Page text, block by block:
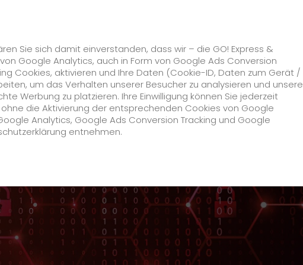
GO! Solutions GO! Value Added Services
Unternehmen
Daten & Fakten
Historie
Datenschutzbeauftragter
Sie sich damit einverstanden, dass wir – die GO! Express &
Google Analytics, auch in Form von Google Ads Conversion
Cookies, aktivieren und Ihre Daten (Cookie-ID, Daten zum Gerät /
um das Verhalten unserer Besucher zu analysieren und unsere
Werbung zu platzieren. Ihre Einwilligung können Sie jederzeit
die Aktivierung der entsprechenden Cookies von Google
Analytics, Google Ads Conversion Tracking und Google
entnehmen.